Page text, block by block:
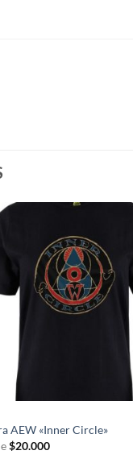
AEW «Inner Circle»
$20.000